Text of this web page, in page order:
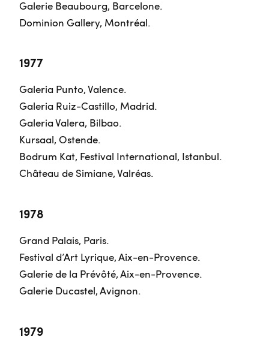
Galerie Beaubourg, Barcelone.
Dominion Gallery, Montréal.
1977
Galeria Punto, Valence.
Galeria Ruiz-Castillo, Madrid.
Galeria Valera, Bilbao.
Kursaal, Ostende.
Bodrum Kat, Festival International, Istanbul.
Château de Simiane, Valréas.
1978
Grand Palais, Paris.
Festival d’Art Lyrique, Aix-en-Provence.
Galerie de la Prévôté, Aix-en-Provence.
Galerie Ducastel, Avignon.
1979